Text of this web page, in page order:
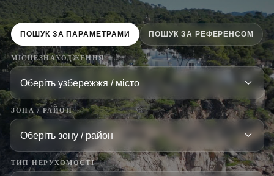
ПОШУК ЗА ПАРАМЕТРАМИ ПОШУК ЗА РЕФЕРЕНСОМ
МІСЦЕЗНАХОДЖЕННЯ
ЗОНА / РАЙОН
ТИП НЕРУХОМОСТІ